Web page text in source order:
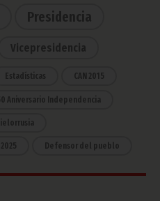
Presidencia
Vicepresidencia
Estadísticas CAN 2015
Aniversario Independencia
2025 Defensor del pueblo